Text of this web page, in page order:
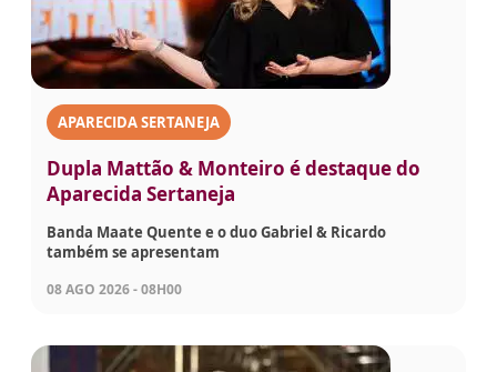
APARECIDA SERTANEJA
Dupla Mattão & Monteiro é destaque do
Aparecida Sertaneja
Banda Maate Quente e o duo Gabriel & Ricardo
também se apresentam
08 AGO 2026 - 08H00